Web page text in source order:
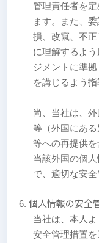
管理責任者を
ます。また、
損、改竄、不
に理解するよ
ジメントに準
を講じるよう指
尚、当社は、
等（外国にあ
等への再提供を
当該外国の個
で、適切な安全
個人情報の安全
当社は、本人
安全管理措置